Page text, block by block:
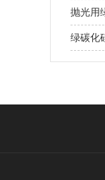
抛光用
绿碳化